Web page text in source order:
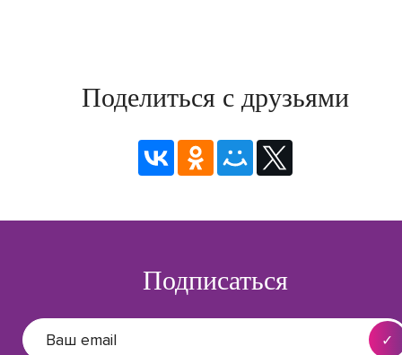
Поделиться с друзьями
Подписаться